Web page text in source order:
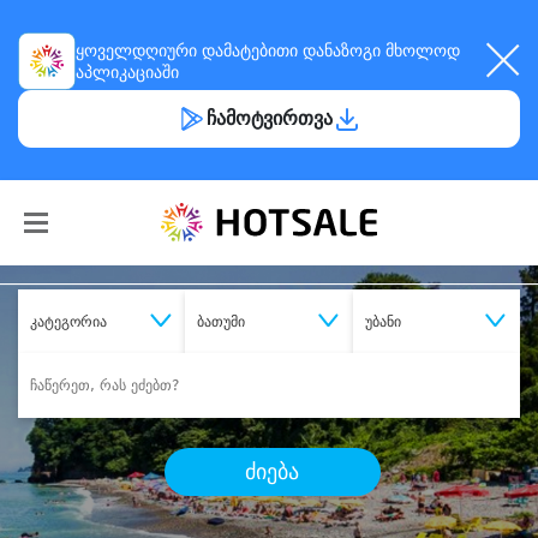
ყოველდღიური დამატებითი დანაზოგი მხოლოდ
აპლიკაციაში
ჩამოტვირთვა
კატეგორია ბათუმი უბანი
ძიება
შეიძინესასურველი მომსახურება